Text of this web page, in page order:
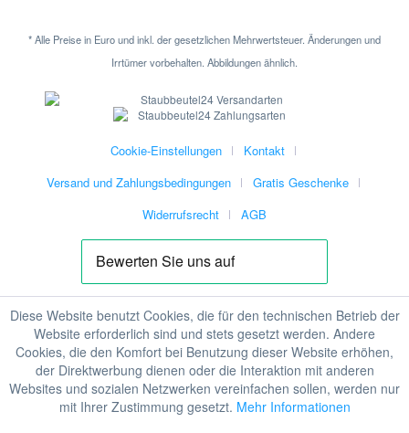
* Alle Preise in Euro und inkl. der gesetzlichen Mehrwertsteuer. Änderungen und
Irrtümer vorbehalten. Abbildungen ähnlich.
Cookie-Einstellungen
Kontakt
Versand und Zahlungsbedingungen
Gratis Geschenke
Widerrufsrecht
AGB
Diese Website benutzt Cookies, die für den technischen Betrieb der
Website erforderlich sind und stets gesetzt werden. Andere
Cookies, die den Komfort bei Benutzung dieser Website erhöhen,
der Direktwerbung dienen oder die Interaktion mit anderen
Websites und sozialen Netzwerken vereinfachen sollen, werden nur
mit Ihrer Zustimmung gesetzt. Mehr Informationen